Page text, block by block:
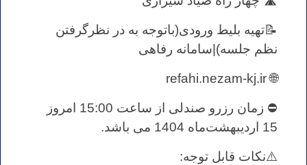
📝تهیه بلیط ورودی(باتوجه به در نظرگرفتن
نظم جلسه)|سامانه رفاهی
🌐 refahi.nezam-kj.ir
⛔️ زمان رزرو صندلی از ساعت 15:00 امروز
15 اردیبهشت‌ماه 1404 می باشد.
⚠️نکات قابل توجه: